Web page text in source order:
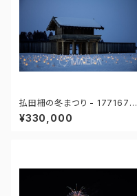
払田柵の冬まつり - 17716760
9431911
¥330,000